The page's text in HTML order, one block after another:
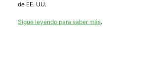
de EE. UU.
Sigue leyendo para saber más.